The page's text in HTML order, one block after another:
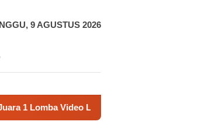
9 AGUSTUS 2026
Video Literasi Gunungkidul 2026